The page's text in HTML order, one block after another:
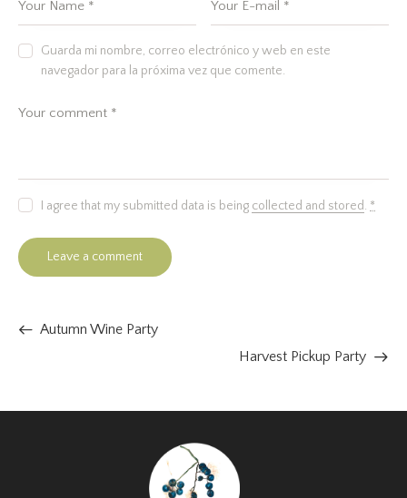
Guarda mi nombre, correo electrónico y web en este
navegador para la próxima vez que comente.
I agree that my submitted data is being collected and stored. *
Autumn Wine Party
Harvest Pickup Party